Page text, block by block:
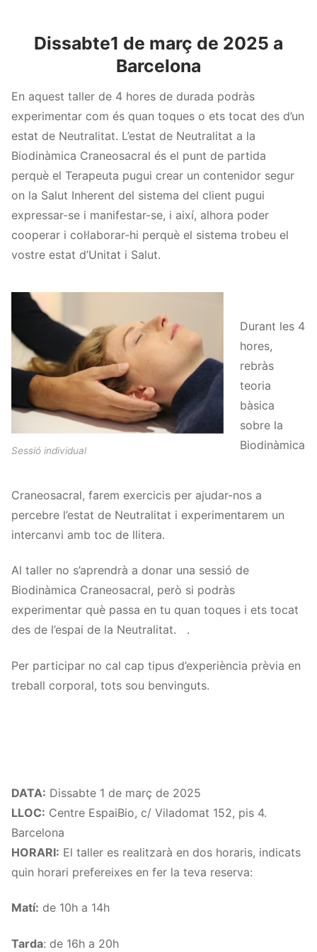
Dissabte1 de març de 2025 a
Barcelona
En aquest taller de 4 hores de durada podràs
experimentar com és quan toques o ets tocat des d’un
estat de Neutralitat. L’estat de Neutralitat a la
Biodinàmica Craneosacral és el punt de partida
perquè el Terapeuta pugui crear un contenidor segur
on la Salut Inherent del sistema del client pugui
expressar-se i manifestar-se, i així, alhora poder
cooperar i col·laborar-hi perquè el sistema trobeu el
vostre estat d’Unitat i Salut.
Sessió individual
Durant les 4
hores,
rebràs
teoria
bàsica
sobre la
Biodinàmica
Craneosacral, farem exercicis per ajudar-nos a
percebre l’estat de Neutralitat i experimentarem un
intercanvi amb toc de llitera.
Al taller no s’aprendrà a donar una sessió de
Biodinàmica Craneosacral, però si podràs
experimentar què passa en tu quan toques i ets tocat
des de l’espai de la Neutralitat. .
Per participar no cal cap tipus d’experiència prèvia en
treball corporal, tots sou benvinguts.
DATA: Dissabte 1 de març de 2025
LLOC: Centre EspaiBio, c/ Viladomat 152, pis 4.
Barcelona
HORARI: El taller es realitzarà en dos horaris, indicats
quin horari prefereixes en fer la teva reserva:
Matí: de 10h a 14h
Tarda: de 16h a 20h